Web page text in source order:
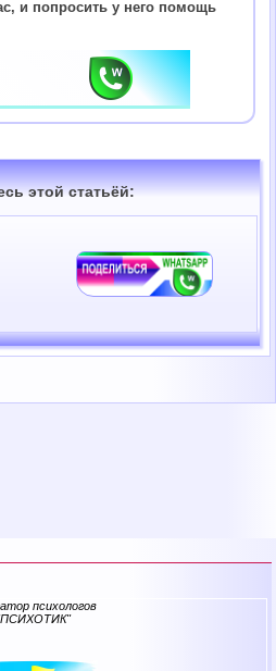
и попросить у него помощь
этой статьёй:
психологов